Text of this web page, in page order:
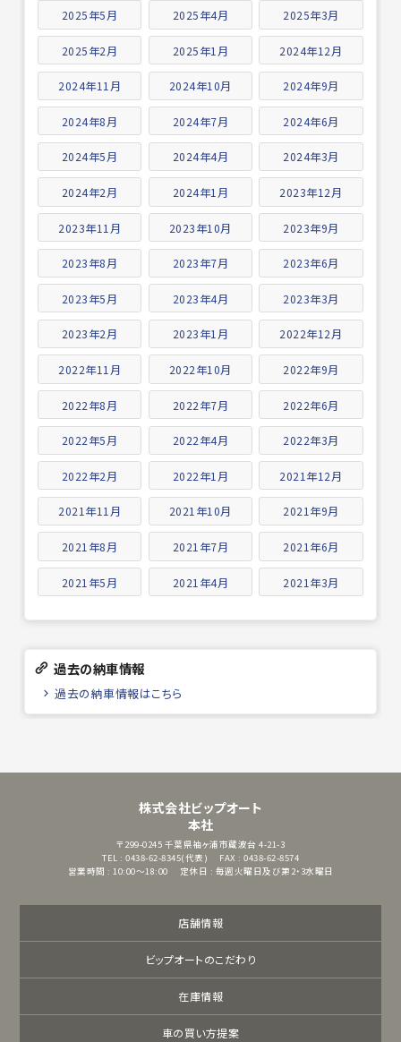
2025年5月 2025年4月 2025年3月
2025年2月 2025年1月 2024年12月
2024年11月 2024年10月 2024年9月
2024年8月 2024年7月 2024年6月
2024年5月 2024年4月 2024年3月
2024年2月 2024年1月 2023年12月
2023年11月 2023年10月 2023年9月
2023年8月 2023年7月 2023年6月
2023年5月 2023年4月 2023年3月
2023年2月 2023年1月 2022年12月
2022年11月 2022年10月 2022年9月
2022年8月 2022年7月 2022年6月
2022年5月 2022年4月 2022年3月
2022年2月 2022年1月 2021年12月
2021年11月 2021年10月 2021年9月
2021年8月 2021年7月 2021年6月
2021年5月 2021年4月 2021年3月
過去の納車情報
過去の納車情報はこちら
株式会社ビップオート
本社
〒299-0245 千葉県袖ヶ浦市蔵波台 4-21-3
TEL : 0438-62-8345(代表)
FAX : 0438-62-8574
営業時間 : 10:00～18:00
定休日 : 毎週火曜日及び第2・3水曜日
店舗情報
ビップオートのこだわり
在庫情報
車の買い方提案